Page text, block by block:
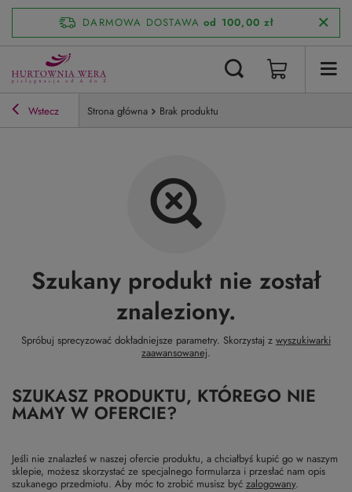
DARMOWA DOSTAWA od 100,00 zł
Wstecz Strona główna Brak produktu
Szukany produkt nie został
znaleziony.
Spróbuj sprecyzować dokładniejsze parametry. Skorzystaj z wyszukiwarki
zaawansowanej.
SZUKASZ PRODUKTU, KTÓREGO NIE
MAMY W OFERCIE?
Jeśli nie znalazłeś w naszej ofercie produktu, a chciałbyś kupić go w naszym
sklepie, możesz skorzystać ze specjalnego formularza i przesłać nam opis
szukanego przedmiotu. Aby móc to zrobić musisz być zalogowany.